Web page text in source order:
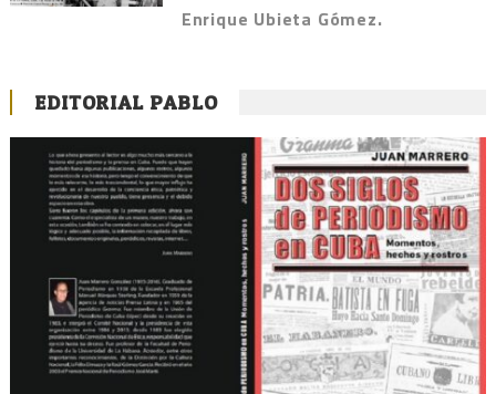
Enrique Ubieta Gómez.
EDITORIAL PABLO